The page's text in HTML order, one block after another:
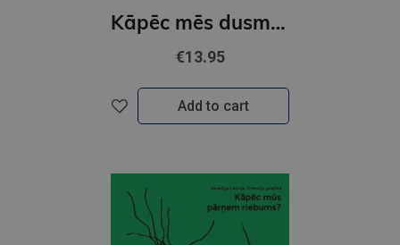
Kāpēc mēs dusmojamies?
€13.95
Add to cart